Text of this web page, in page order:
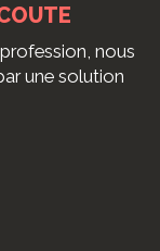
nous
une solution